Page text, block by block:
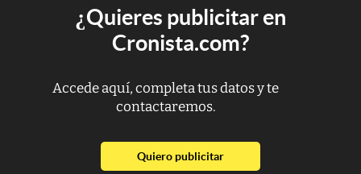
¿Quieres publicitar en
Cronista.com?
Accede aquí, completa tus datos y te
contactaremos.
Quiero publicitarabre en nueva pestaña